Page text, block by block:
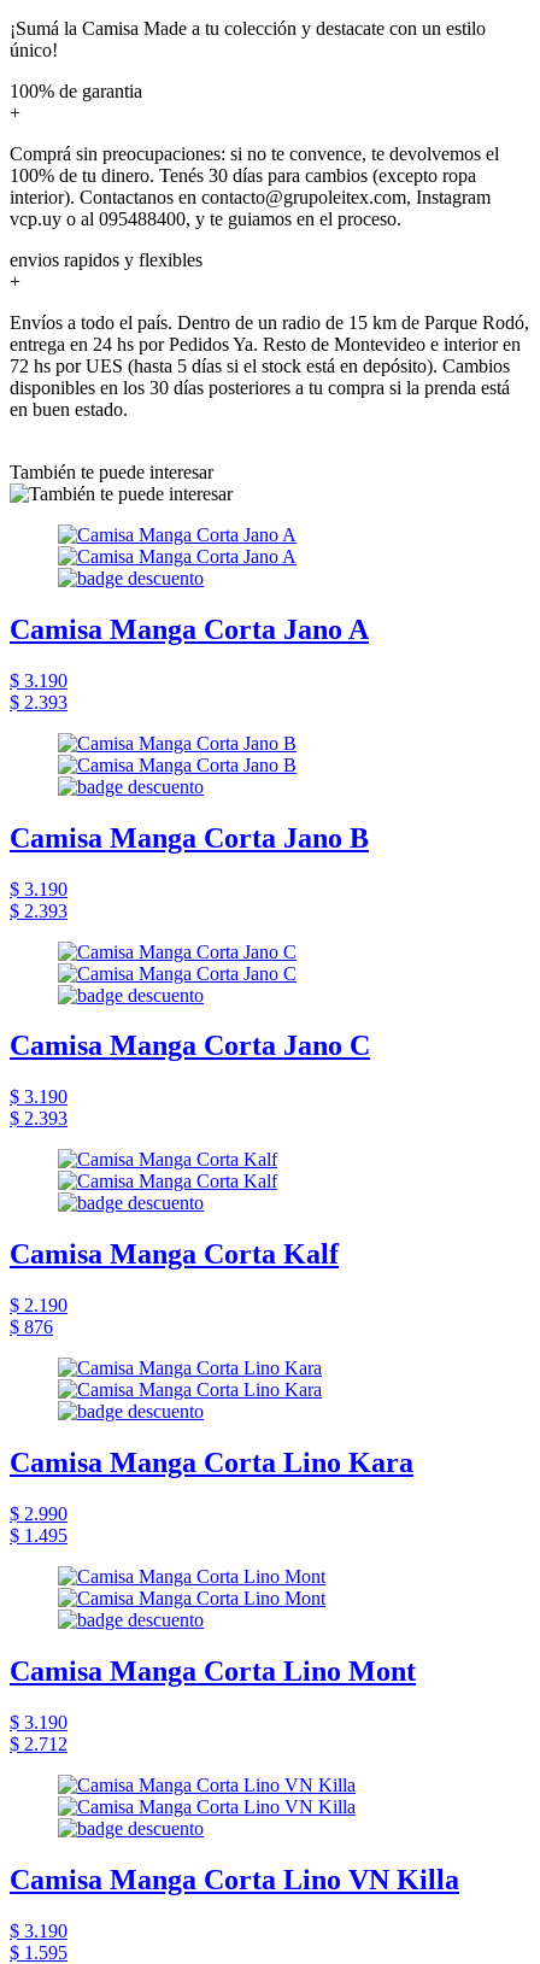
¡Sumá la Camisa Made a tu colección y destacate con un estilo
único!
100% de garantia
+
Comprá sin preocupaciones: si no te convence, te devolvemos el
100% de tu dinero. Tenés 30 días para cambios (excepto ropa
interior). Contactanos en contacto@grupoleitex.com, Instagram
vcp.uy o al 095488400, y te guiamos en el proceso.
envios rapidos y flexibles
+
Envíos a todo el país. Dentro de un radio de 15 km de Parque Rodó,
entrega en 24 hs por Pedidos Ya. Resto de Montevideo e interior en
72 hs por UES (hasta 5 días si el stock está en depósito). Cambios
disponibles en los 30 días posteriores a tu compra si la prenda está
en buen estado.
También te puede interesar
Camisa Manga Corta Jano A
$ 3.190
$ 2.393
Camisa Manga Corta Jano B
$ 3.190
$ 2.393
Camisa Manga Corta Jano C
$ 3.190
$ 2.393
Camisa Manga Corta Kalf
$ 2.190
$ 876
Camisa Manga Corta Lino Kara
$ 2.990
$ 1.495
Camisa Manga Corta Lino Mont
$ 3.190
$ 2.712
Camisa Manga Corta Lino VN Killa
$ 3.190
$ 1.595